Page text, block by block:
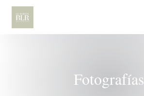
Personalización de sus opciones de cookies
Fotografías